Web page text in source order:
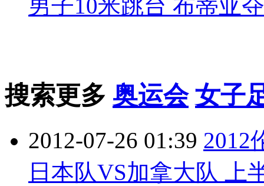
男子10米跳台 布蒂亚
搜索更多 奥运会 女子
2012-07-26 01:39 2012
日本队VS加拿大队 上